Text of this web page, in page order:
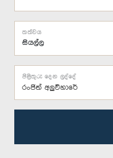
තත්වය
රංජිත් අලුවිහාරේ
පිළිතුරු දෙන ලද්දේ